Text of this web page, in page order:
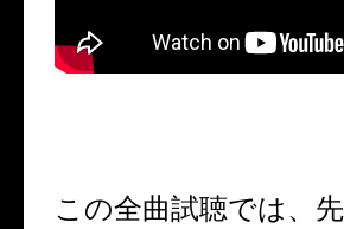
この全曲試聴では、